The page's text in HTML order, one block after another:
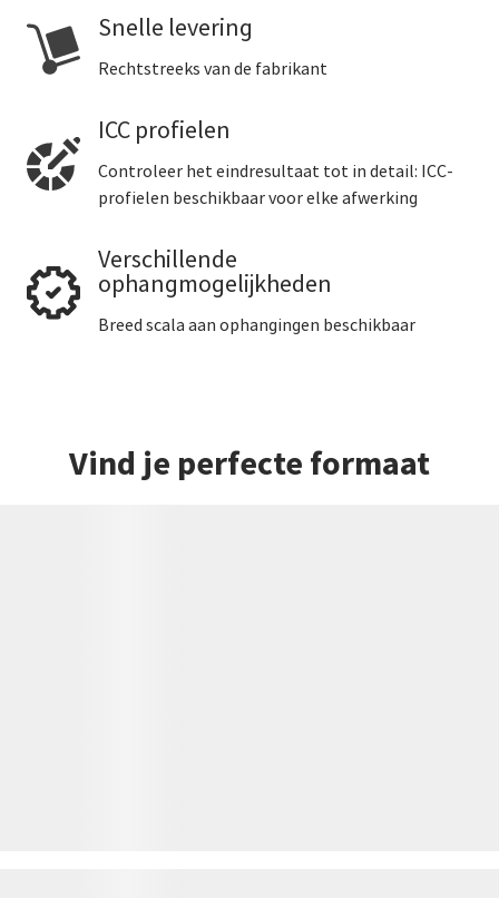
Snelle levering
Rechtstreeks van de fabrikant
ICC profielen
Controleer het eindresultaat tot in detail: ICC-
profielen beschikbaar voor elke afwerking
Verschillende
ophangmogelijkheden
Breed scala aan ophangingen beschikbaar
Vind je perfecte formaat